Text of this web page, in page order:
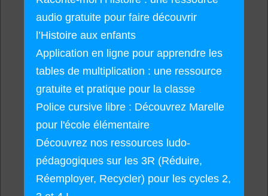
audio gratuite pour faire découvrir
l’Histoire aux enfants
Application en ligne pour apprendre les
tables de multiplication : une ressource
gratuite et pratique pour la classe
Police cursive libre : Découvrez Marelle
pour l'école élémentaire
Découvrez nos ressources ludo-
pédagogiques sur les 3R (Réduire,
Réemployer, Recycler) pour les cycles 2,